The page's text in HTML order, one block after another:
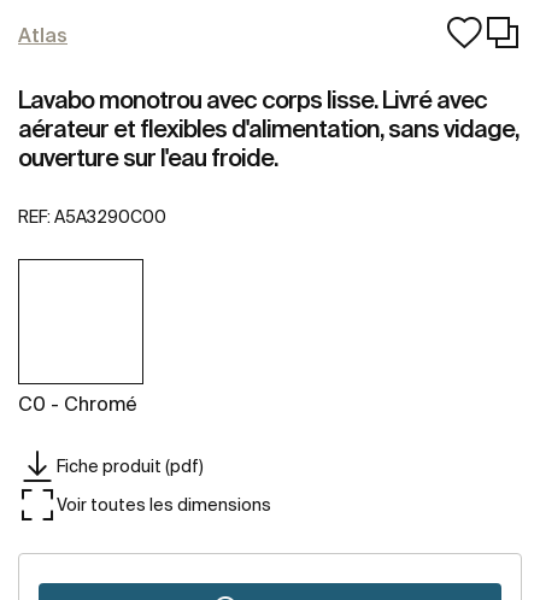
Atlas
Lavabo monotrou avec corps lisse. Livré avec
aérateur et flexibles d'alimentation, sans vidage,
ouverture sur l'eau froide.
REF: A5A3290C00
C0 - Chromé
Fiche produit (pdf)
Voir toutes les dimensions